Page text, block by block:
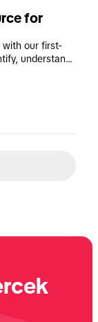
for
with our first-
understand,